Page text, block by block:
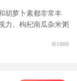
胡萝卜素都非常丰
力。枸杞南瓜杂米粥
1809